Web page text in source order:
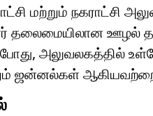
மற்றும் நகராட்சி
ஊழல்
அலுவலகத்தில்
ஜன்னல்கள்